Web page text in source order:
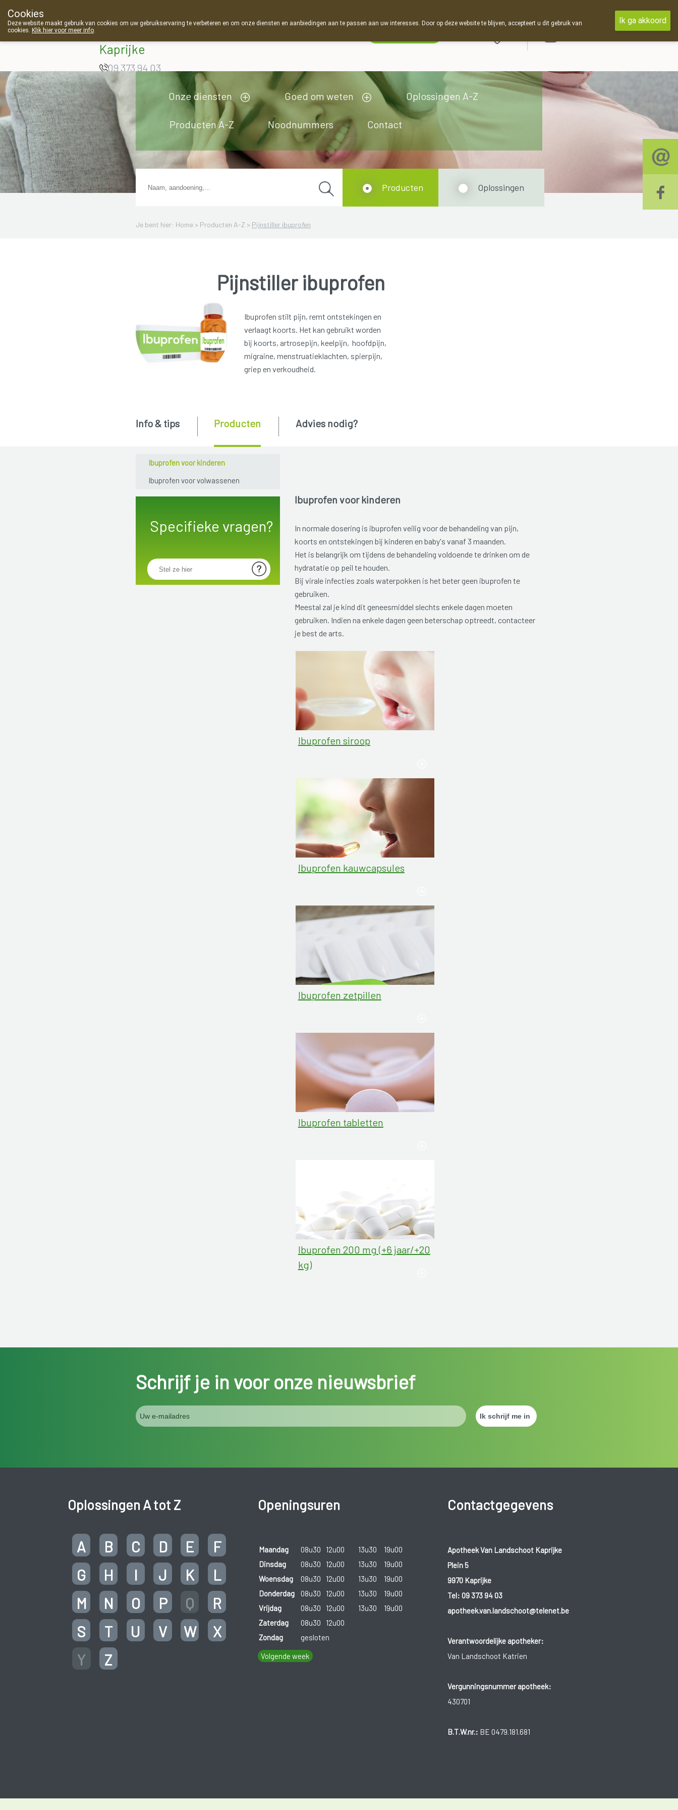
Apotheek Van
Kaprijke
09 373 94 03
Onze diensten Goed om weten Oplossingen A-Z
Producten A-Z Noodnummers Contact
Je bent hier: Home > Producten A-Z > Pijnstiller ibuprofen
Producten Oplossingen
Pijnstiller ibuprofen
Ibuprofen stilt pijn, remt ontstekingen en
verlaagt koorts. Het kan gebruikt worden
bij koorts, artrosepijn, keelpijn, hoofdpijn,
migraine, menstruatieklachten, spierpijn,
griep en verkoudheid.
Ibuprofen voor kinderen
Ibuprofen voor volwassenen
Specifieke vragen?
Info & tips Producten Advies nodig?
Ibuprofen voor kinderen
In normale dosering is ibuprofen veilig voor de behandeling van pijn,
koorts en ontstekingen bij kinderen en baby's vanaf 3 maanden.
Het is belangrijk om tijdens de behandeling voldoende te drinken om de
hydratatie op peil te houden.
Bij virale infecties zoals waterpokken is het beter geen ibuprofen te
gebruiken.
Meestal zal je kind dit geneesmiddel slechts enkele dagen moeten
gebruiken. Indien na enkele dagen geen beterschap optreedt, contacteer
je best de arts.
Ibuprofen siroop
Ibuprofen kauwcapsules
Ibuprofen zetpillen
Ibuprofen tabletten
Ibuprofen 200 mg (+6 jaar/+20
kg)
Schrijf je in voor onze nieuwsbrief
Oplossingen A tot Z
A B C D E
F
G
H I J K
L
M
N O P Q
R
S
T U V W
X
Y
Z
Openingsuren
Maandag 08u30 12u00 13u30
19u00
Dinsdag
08u30 12u00 13u30
19u00
Woensdag
08u30 12u00 13u30
19u00
Donderdag
08u30 12u00 13u30
19u00
Vrijdag
08u30 12u00 13u30
19u00
Zaterdag
08u30
12u00
Zondag
gesloten
Volgende week
Contactgegevens
Apotheek Van Landschoot Kaprijke
Plein 5
9970 Kaprijke
Tel: 09 373 94 03
apotheek.van.landschoot@telenet.be
Verantwoordelijke apotheker:
Van Landschoot Katrien
Vergunningsnummer apotheek:
430701
B.T.W.nr.: BE 0479.181.681
Cookies
Deze website maakt gebruik van cookies om uw gebruikservaring te verbeteren en om onze diensten en aanbiedingen aan te passen aan uw interesses. Door op deze website te blijven, accepteert u dit gebruik van
cookies. Klik hier voor meer info.
Ik ga akkoord